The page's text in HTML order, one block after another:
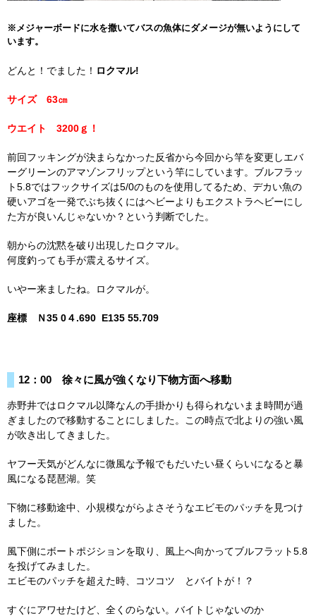
※メジャーボードに水を撒いてバスの魚体にダメージが無いようにして
います。
どんと！でました！ ロクマル!
サイズ 63㎝
ウエイト 3200ｇ！
前回フッキングが決まらなかった反省から今回から竿を変更しエバ
ーグリーンのアマゾンフリップという竿にしています。ブルフラッ
ト5.8ではフックサイズは5/0のものを使用してるため、デカい魚の
硬いアゴを一発でぶち抜くにはヘビーよりもエクストラヘビーにし
た方が良いんじゃないか？という判断でした。
朝からの沈黙を破り出現したロクマル。
何度釣っても手が震えるサイズ。
いやー来ましたね。ロクマルが。
座標 Ｎ35 0４.690 E135 55.709
12：00 徐々に風が強くなり下物方面へ移動
赤野井ではロクマル以降なんの手掛かりも得られないまま時間が過
ぎましたので移動することにしました。この時点で北よりの強い風
が吹き出してきました。
ヤフー天気がどんなに微風な予報でもだいたい昼くらいになると暴
風になる琵琶湖。笑
下物に移動途中、小規模ながらよさそうなエビモのパッチを見つけ
ました。
風下側にボートポジションを取り、風上へ向かってブルフラット5.8
を投げてみました。
エビモのパッチを超えた時、コツコツ とバイトが！？
すぐにアワせたけど、全くのらない。バイトじゃないのか